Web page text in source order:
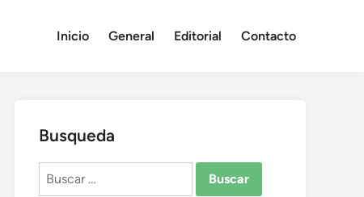
Inicio General Editorial Contacto
Busqueda
Buscar: